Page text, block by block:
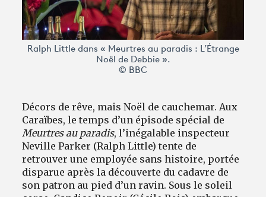
Ralph Little dans « Meurtres au paradis : L’Étrange
Noël de Debbie ».
© BBC
Décors de rêve, mais Noël de cauchemar. Aux
Caraïbes, le temps d’un épisode spécial de
Meurtres au paradis, l’inégalable inspecteur
Neville Parker (Ralph Little) tente de
retrouver une employée sans histoire, portée
disparue après la découverte du cadavre de
son patron au pied d’un ravin. Sous le soleil